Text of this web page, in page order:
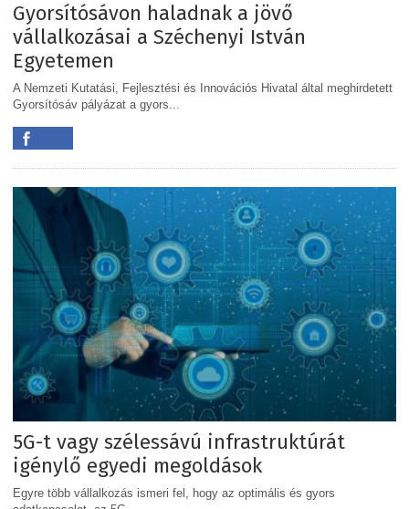
Gyorsítósávon haladnak a jövő
vállalkozásai a Széchenyi István
Egyetemen
A Nemzeti Kutatási, Fejlesztési és Innovációs Hivatal által meghirdetett
Gyorsítósáv pályázat a gyors...
5G-t vagy szélessávú infrastruktúrát
igénylő egyedi megoldások
Egyre több vállalkozás ismeri fel, hogy az optimális és gyors